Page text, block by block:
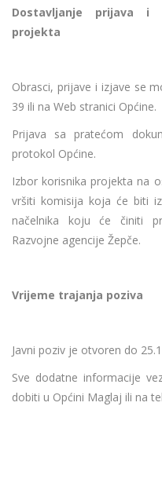
Dostavljanje prijava i
projekta
Obrasci, prijave i izjave se
39 ili na Web stranici Općine.
Prijava sa pratećom
protokol Općine.
Izbor korisnika projekta na
vršiti komisija koja će biti
načelnika koju će činiti
Razvojne agencije Žepče.
Vrijeme trajanja poziva
Javni poziv je otvoren do
Sve dodatne informacije
dobiti u Općini Maglaj ili na